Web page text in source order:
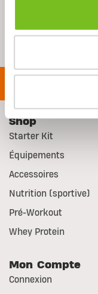
Shop
Starter Kit
Équipements
Accessoires
Nutrition (sportive)
Pré-Workout
Whey Protein
Mon Compte
Connexion